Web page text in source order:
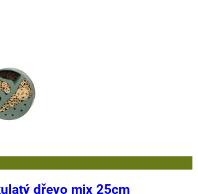
dřevo mix 25cm